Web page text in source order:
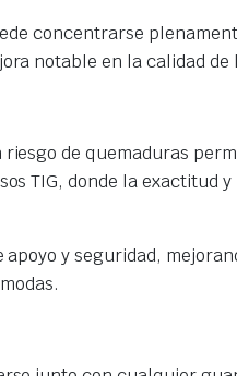
concentrarse
notable en la calidad
de quemaduras
TIG, donde la
apoyo y seguridad,